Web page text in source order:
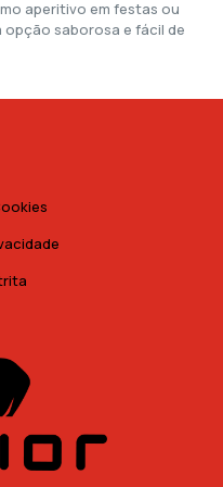
aperitivo em festas ou
saborosa e fácil de